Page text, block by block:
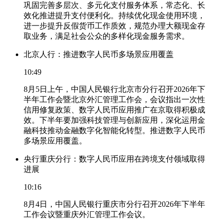
巩固完善多层次、多元化支付服务体系，常态化、长
效化推进提升支付便利化。持续优化现金使用环境，
进一步提升反假货币工作质效，规范办理大额现金存
取业务，满足社会公众的多样化现金服务需求。
北京人行：推进数字人民币多场景应用覆盖
10:49
8月5日上午，中国人民银行北京市分行召开2026年下
半年工作会暨北京外汇管理工作会，会议指出一次性
信用修复政策、数字人民币应用推广在京取得积极成
效。下半年要加强科技管理与创新应用，深化运用金
融科技推动金融数字化智能化转型。推进数字人民币
多场景应用覆盖。
央行重庆分行：数字人民币应用在跨境支付领域取得
进展
10:16
8月4日，中国人民银行重庆市分行召开2026年下半年
工作会议暨重庆外汇管理工作会议。